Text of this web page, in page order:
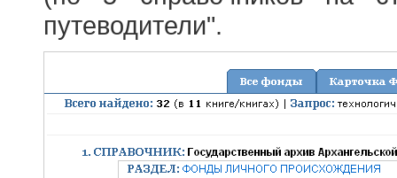
путеводители".